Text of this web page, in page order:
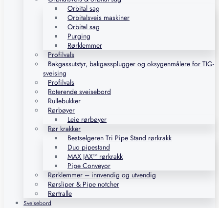
Orbital sag
Orbitalsveis maskiner
Orbital sag
Purging
Rørklemmer
Profilvals
Bakgassutstyr, bakgassplugger og oksygenmålere for TIG-
sveising
Profilvals
Roterende sveisebord
Rullebukker
Rørbøyer
Leie rørbøyer
Rør krakker
Bestselgeren Tri Pipe Stand rørkrakk
Duo pipestand
MAX JAX™ rørkrakk
Pipe Conveyor
Rørklemmer – innvendig og utvendig
Rørsliper & Pipe notcher
Rørtralle
Sveisebord